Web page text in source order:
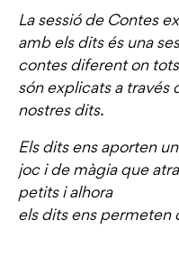
La sessió de Contes
amb els dits és una
contes diferent on tots
són explicats a través
nostres dits.
Els dits ens aporten
joc i de màgia que
petits i alhora
elsdits ens permeten